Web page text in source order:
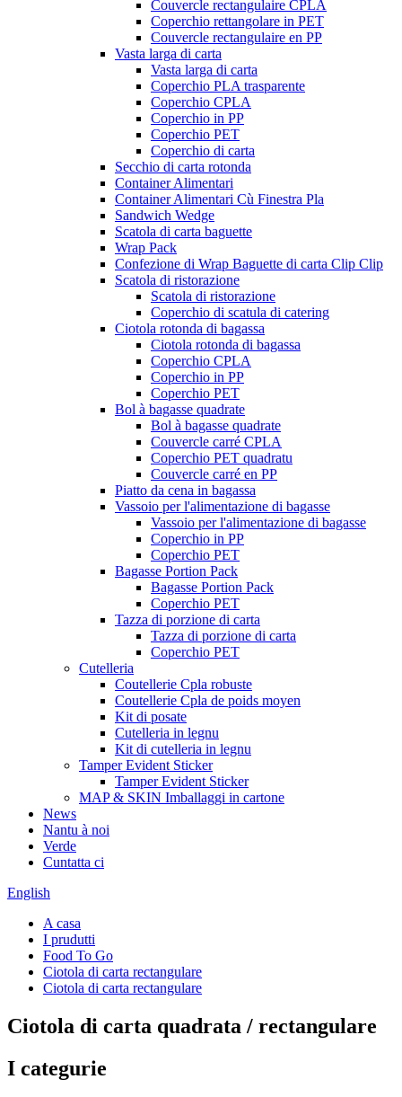
Couvercle rectangulaire CPLA
Coperchio rettangolare in PET
Couvercle rectangulaire en PP
Vasta larga di carta
Vasta larga di carta
Coperchio PLA trasparente
Coperchio CPLA
Coperchio in PP
Coperchio PET
Coperchio di carta
Secchio di carta rotonda
Container Alimentari
Container Alimentari Cù Finestra Pla
Sandwich Wedge
Scatola di carta baguette
Wrap Pack
Confezione di Wrap Baguette di carta Clip Clip
Scatola di ristorazione
Scatola di ristorazione
Coperchio di scatula di catering
Ciotola rotonda di bagassa
Ciotola rotonda di bagassa
Coperchio CPLA
Coperchio in PP
Coperchio PET
Bol à bagasse quadrate
Bol à bagasse quadrate
Couvercle carré CPLA
Coperchio PET quadratu
Couvercle carré en PP
Piatto da cena in bagassa
Vassoio per l'alimentazione di bagasse
Vassoio per l'alimentazione di bagasse
Coperchio in PP
Coperchio PET
Bagasse Portion Pack
Bagasse Portion Pack
Coperchio PET
Tazza di porzione di carta
Tazza di porzione di carta
Coperchio PET
Cutelleria
Coutellerie Cpla robuste
Coutellerie Cpla de poids moyen
Kit di posate
Cutelleria in legnu
Kit di cutelleria in legnu
Tamper Evident Sticker
Tamper Evident Sticker
MAP & SKIN Imballaggi in cartone
News
Nantu à noi
Verde
Cuntatta ci
English
A casa
I prudutti
Food To Go
Ciotola di carta rectangulare
Ciotola di carta rectangulare
Ciotola di carta quadrata / rectangulare
I categurie